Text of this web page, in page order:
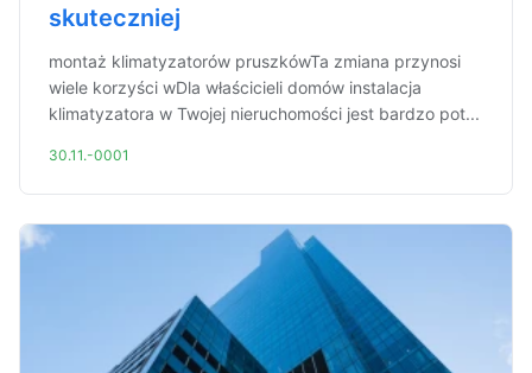
skuteczniej
montaż klimatyzatorów pruszkówTa zmiana przynosi
wiele korzyści wDla właścicieli domów instalacja
klimatyzatora w Twojej nieruchomości jest bardzo pot...
30.11.-0001